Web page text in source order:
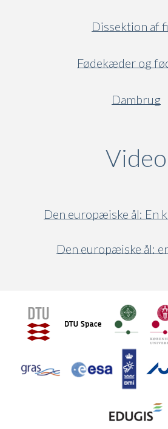
Dissektion af
Fødekæder og
Dambrug
Video
Den europæiske ål: En
Den europæiske ål: